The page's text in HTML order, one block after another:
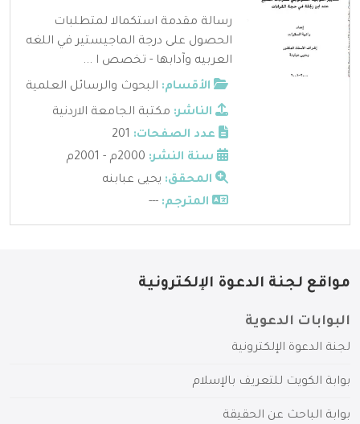
رسالة مقدمة استكمالا لمتطلبات
الحصول على درجة الماجيستير في اللغه
العربيه وآدابها - تخصص ا ...
الأقسام: البحوث والرسائل العلمية
الناشر: مكتبة الجامعة الاردنية
عدد الصفحات:
سنة النشر:
المحقق: يحيى عبابنه
المترجم: ---
مواقع لجنة الدعوة الإلكترونية
البوابات الدعوية
لجنة الدعوة الإلكترونية
بوابة الكويت للتعريف بالإسلام
بوابة الباحث عن الحقيقة